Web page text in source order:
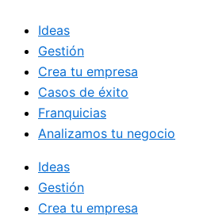
Ideas
Gestión
Crea tu empresa
Casos de éxito
Franquicias
Analizamos tu negocio
Ideas
Gestión
Crea tu empresa